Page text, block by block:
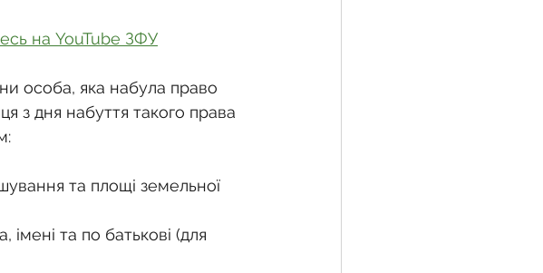
на YouTube ЗФУ
особа, яка набула право
з дня набуття такого права
та площі земельної
та по батькові (для